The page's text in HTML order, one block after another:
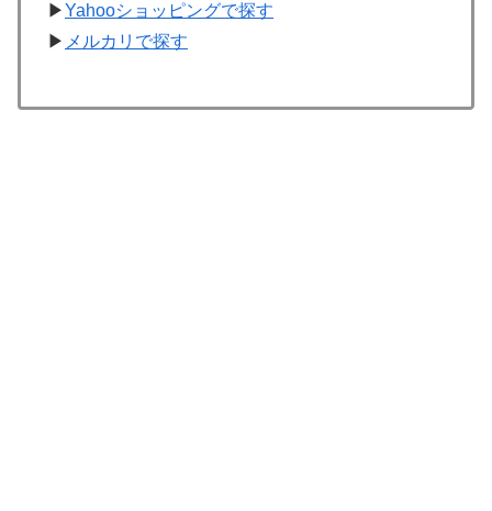
▶Yahooショッピングで探す
▶ メルカリで探す